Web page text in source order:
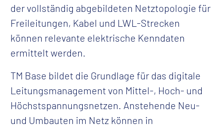
der vollständig abgebildeten Netztopologie für
Freileitungen, Kabel und LWL-Strecken
können relevante elektrische Kenndaten
ermittelt werden.
TM Base bildet die Grundlage für das digitale
Leitungsmanagement von Mittel-, Hoch- und
Höchstspannungsnetzen. Anstehende Neu-
und Umbauten im Netz können in